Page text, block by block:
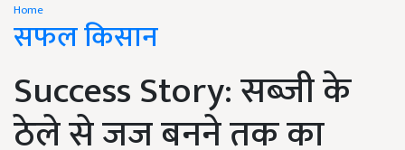
Home
सफल किसान
Success Story: सब्जी के
ठेले से जज बनने तक का